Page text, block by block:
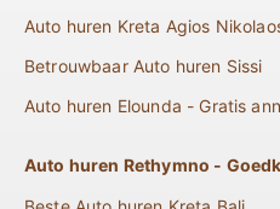
Auto huren Kreta Agios
Betrouwbaar Auto huren Sissi
Auto huren Elounda - Gratis
Auto huren Rethymno -